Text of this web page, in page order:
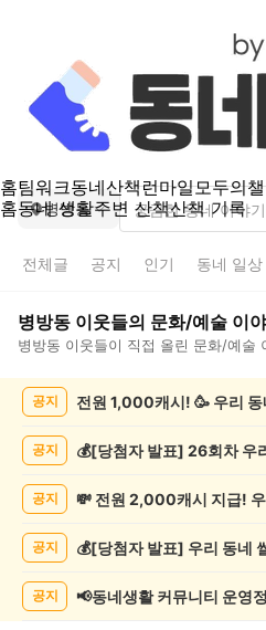
홈팀워크동네산책런마일모두의
홈동네 생활주변 산책산책 기록
병방동
전체글 공지 인기 동네 일상
병방동 이웃들의 문화/예술 이
병방동 이웃들이 직접 올린 문화/예술
록
공지 전원 1,000캐시! 🥳 우리
공지
공지
공지
공지 📢동네생활 커뮤니티 운영